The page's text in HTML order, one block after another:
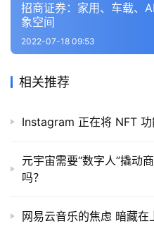
招商证券：家用、车载、
象空间
2022-07-18 09:53
相关推荐
Instagram 正在将 NFT
元宇宙需要“数字人”撬动
吗？
网易云音乐的焦虑 暗藏在